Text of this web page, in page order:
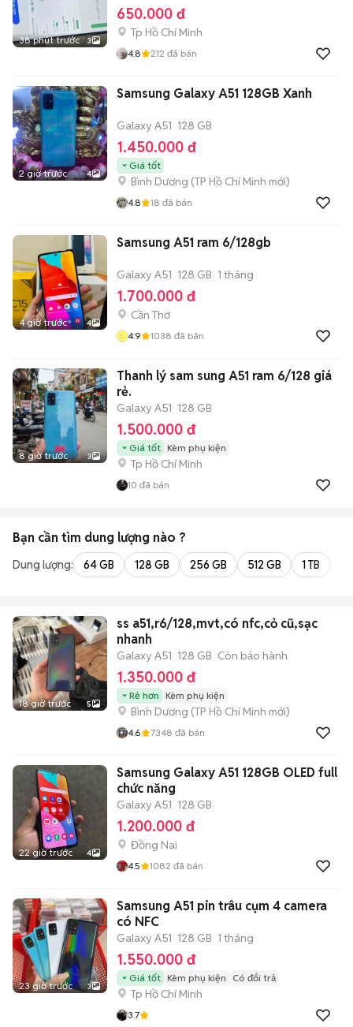
38 phút trước 3
650.000 đ
Tp Hồ Chí Minh
4.8 212 đã bán
2 giờ trước 4
Samsung Galaxy A51 128GB Xanh
Galaxy A51 128 GB
1.450.000 đ
Giá tốt
Bình Dương (TP Hồ Chí Minh mới)
4.8 18 đã bán
4 giờ trước 4
Samsung A51 ram 6/128gb
Galaxy A51 128 GB 1 tháng
1.700.000 đ
Cần Thơ
4.9 1038 đã bán
8 giờ trước 3
Thanh lý sam sung A51 ram 6/128 giá
rẻ.
Galaxy A51 128 GB
1.500.000 đ
Giá tốt Kèm phụ kiện
Tp Hồ Chí Minh
10 đã bán
Bạn cần tìm dung lượng nào ?
Dung lượng: 64 GB 128 GB 256 GB 512 GB 1 TB
18 giờ trước 5
ss a51,r6/128,mvt,có nfc,cỏ cũ,sạc
nhanh
Galaxy A51 128 GB Còn bảo hành
1.350.000 đ
Rẻ hơn Kèm phụ kiện
Bình Dương (TP Hồ Chí Minh mới)
4.6 7348 đã bán
22 giờ trước 4
Samsung Galaxy A51 128GB OLED full
chức năng
Galaxy A51 128 GB
1.200.000 đ
Đồng Nai
4.5 1082 đã bán
23 giờ trước 3
Samsung A51 pin trâu cụm 4 camera
có NFC
Galaxy A51 128 GB 1 tháng
1.550.000 đ
Giá tốt Kèm phụ kiện Có đổi trả
Tp Hồ Chí Minh
3.7